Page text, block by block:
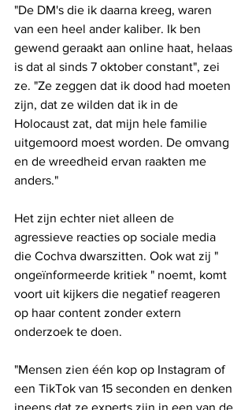
"De DM's die ik daarna kreeg, waren
van een heel ander kaliber. Ik ben
gewend geraakt aan online haat, helaas
is dat al sinds 7 oktober constant", zei
ze. "Ze zeggen dat ik dood had moeten
zijn, dat ze wilden dat ik in de
Holocaust zat, dat mijn hele familie
uitgemoord moest worden. De omvang
en de wreedheid ervan raakten me
anders."
Het zijn echter niet alleen de
agressieve reacties op sociale media
die Cochva dwarszitten. Ook wat zij "
ongeïnformeerde kritiek " noemt, komt
voort uit kijkers die negatief reageren
op haar content zonder extern
onderzoek te doen.
"Mensen zien één kop op Instagram of
een TikTok van 15 seconden en denken
ineens dat ze experts zijn in een van de